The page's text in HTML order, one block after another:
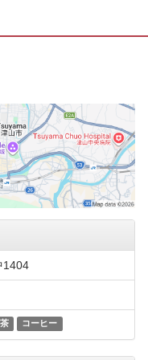
1404
コーヒー